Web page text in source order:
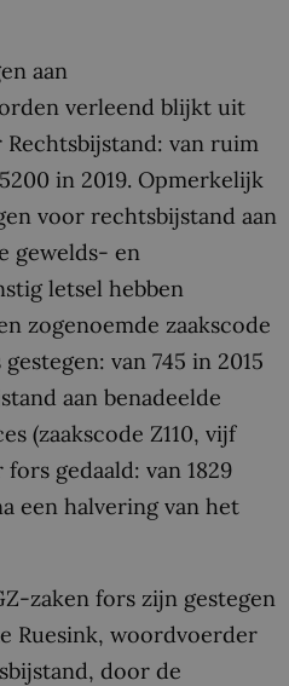
aan
verleend blijkt uit
van ruim
in 2019. Opmerkelijk
voor rechtsbijstand aan
gewelds- en
letsel hebben
zogenoemde zaakscode
van 745 in 2015
aan benadeelde
(zaakscode Z110, vijf
gedaald: van 1829
een halvering van het
zaken fors zijn gestegen
Ruesink, woordvoerder
door de